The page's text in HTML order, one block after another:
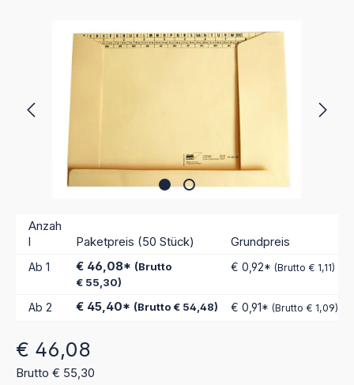
Anzah
l
Paketpreis (50 Stück) Grundpreis
Ab 1 € 46,08* (Brutto
€ 55,30)
€ 0,92* (Brutto € 1,11)
Ab 2 € 45,40* (Brutto € 54,48) € 0,91* (Brutto € 1,09)
Regulärer Preis:
€ 46,08
Brutto € 55,30